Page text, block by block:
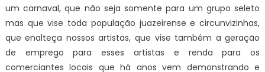
um carnaval, que não seja somente para um grupo seleto
mas que vise toda população juazeirense e circunvizinhas,
que enalteça nossos artistas, que vise também a geração
de emprego para esses artistas e renda para os
comerciantes locais que há anos vem demonstrando e